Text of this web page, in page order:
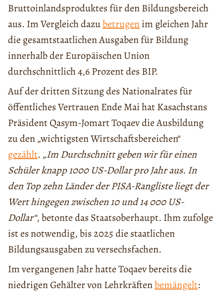
Bruttoinlandsproduktes für den Bildungsbereich
aus. Im Vergleich dazubetrugenim gleichen Jahr
die gesamtstaatlichen Ausgaben für Bildung
innerhalb der Europäischen Union
durchschnittlich 4,6 Prozent des BIP.
Auf der dritten Sitzung des Nationalrates für
öffentliches Vertrauen Ende Mai hat Kasachstans
Präsident Qasym-Jomart Toqaev die Ausbildung
zu den „wichtigsten Wirtschaftsbereichen“
gezählt. „Im Durchschnitt geben wir für einen
Schüler knapp 1000 US-Dollar pro Jahr aus. In
den Top zehn Länder der PISA-Rangliste liegt der
Wert hingegen zwischen 10 und 14 000 US-
Dollar“, betonte das Staatsoberhaupt. Ihm zufolge
ist es notwendig, bis 2025 die staatlichen
Bildungsausgaben zu versechsfachen.
Im vergangenen Jahr hatte Toqaev bereits die
niedrigen Gehälter von Lehrkräftenbemängelt: